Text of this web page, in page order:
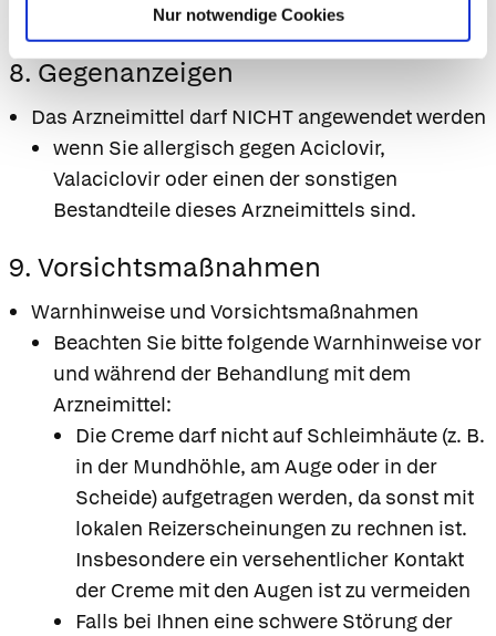
Nur notwendige Cookies
Wechselwirkungen identifiziert.
8. Gegenanzeigen
Das Arzneimittel darf NICHT angewendet werden
wenn Sie allergisch gegen Aciclovir,
Valaciclovir oder einen der sonstigen
Bestandteile dieses Arzneimittels sind.
9. Vorsichtsmaßnahmen
Warnhinweise und Vorsichtsmaßnahmen
Beachten Sie bitte folgende Warnhinweise vor
und während der Behandlung mit dem
Arzneimittel:
Die Creme darf nicht auf Schleimhäute (z. B.
in der Mundhöhle, am Auge oder in der
Scheide) aufgetragen werden, da sonst mit
lokalen Reizerscheinungen zu rechnen ist.
Insbesondere ein versehentlicher Kontakt
der Creme mit den Augen ist zu vermeiden
Falls bei Ihnen eine schwere Störung der